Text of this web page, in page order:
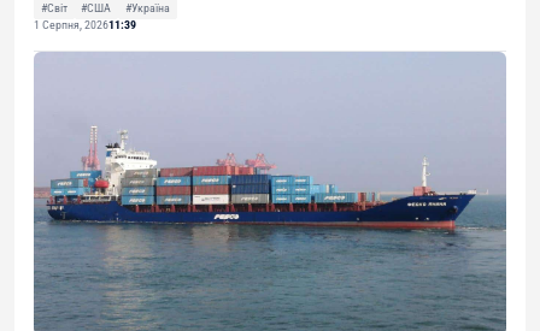
#Світ
#США
#Україна
1 Серпня, 202611:39